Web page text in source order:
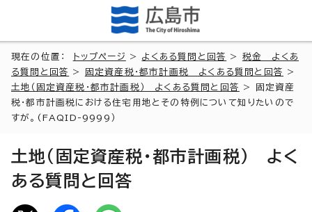
現在の位置： トップページ > よくある質問と回答 > 税金 よくあ
る質問と回答
> 固定資産税・都市計画税 よくある質問と回答
>
土地（固定資産税・都市計画税） よくある質問と回答
> 固定資産
税・都市計画税における住宅用地とその特例について知りたいので
すが。(FAQID-9999）
土地（固定資産税・都市計画税） よく
ある質問と回答